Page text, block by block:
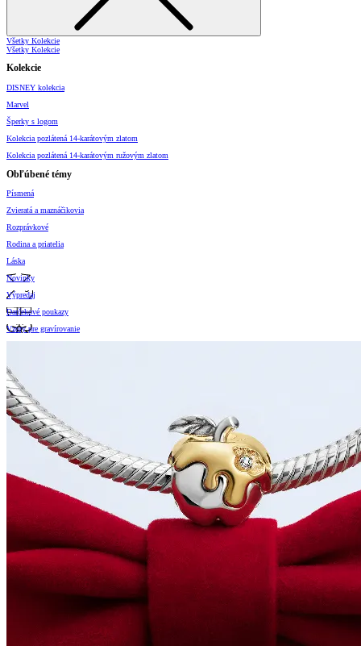
Všetky Kolekcie
Všetky Kolekcie
Kolekcie
DISNEY kolekcia
Marvel
Šperky s logom
Kolekcia pozlátená 14-karátovým zlatom
Kolekcia pozlátená 14-karátovým ružovým zlatom
Obľúbené témy
Písmená
Zvieratá a maznáčikovia
Rozprávkové
Rodina a priatelia
Láska
Novinky
Výpredaj
Darčekové poukazy
Vzory pre gravírovanie